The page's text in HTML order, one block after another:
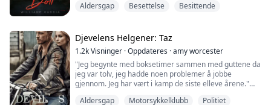
"Slapp av i kroppen." Jeg kysser venstre rumpeball og
"Ahh!"
Hun slipper ut et brennende stønn når jeg treffer det
følsomme punktet hennes, og jeg nærmer meg høyre
bryst, markerer det med bitt og suging. Jeg vil at alle
skal skjønne i morgen at hun nå har en mann, en mann
som vil være hennes eneste eier. Hver bevegelse hun
Aldersgap Besettelse Besittende
Djevelens Helgener: Taz
1.2kVisninger ·Oppdateres ·amy worcester
"Jeg begynte med boksetimer sammen med guttene da
jeg var tolv, jeg hadde noen problemer å jobbe
gjennom. Jeg har vært i kamp de siste elleve årene."
Tjue-tre, tenkte han. Det var for ungt for hans trettini år.
Aldersgap Motorsykkelklubb Politiet